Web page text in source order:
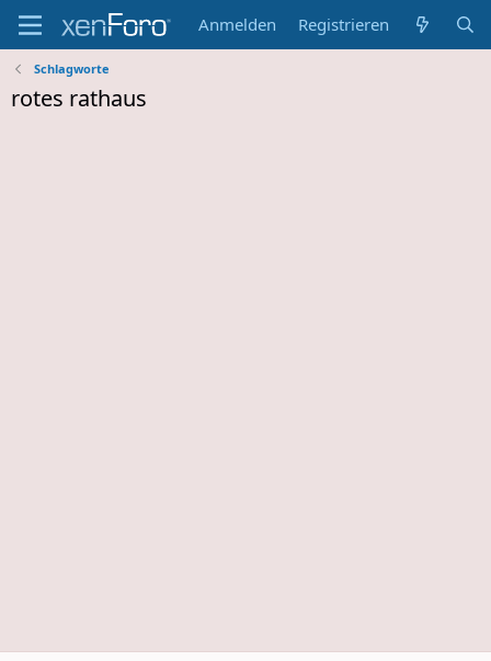
Anmelden Registrieren
Schlagworte
rotes rathaus